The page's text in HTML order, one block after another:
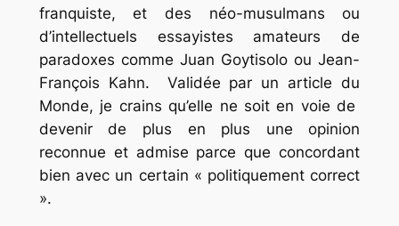
franquiste, et des néo-musulmans ou
d’intellectuels essayistes amateurs de
paradoxes comme Juan Goytisolo ou Jean-
François Kahn. Validée par un article du
Monde, je crains qu’elle ne soit en voie de
devenir de plus en plus une opinion
reconnue et admise parce que concordant
bien avec un certain « politiquement correct
».